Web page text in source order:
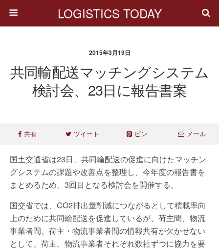
LOGISTICS TODAY
2015年3月19日
共同輸配送マッチングシステム
検討会、23日に報告書案
共有 ツイート ピン メール
国土交通省は23日、共同輸配送の促進に向けたマッチン
グシステムの課題や改善点を整理し、今年度の報告書を
まとめるため、3回目となる検討会を開催する。
国交省では、CO2排出量削減につながるとして積載率向
上のために共同輸配送を促進しているが、荷主間、物流
事業者間、荷主・物流事業者間の情報共有が欠かせない
として、荷主、物流事業者それぞれ数社ずつに協力を要